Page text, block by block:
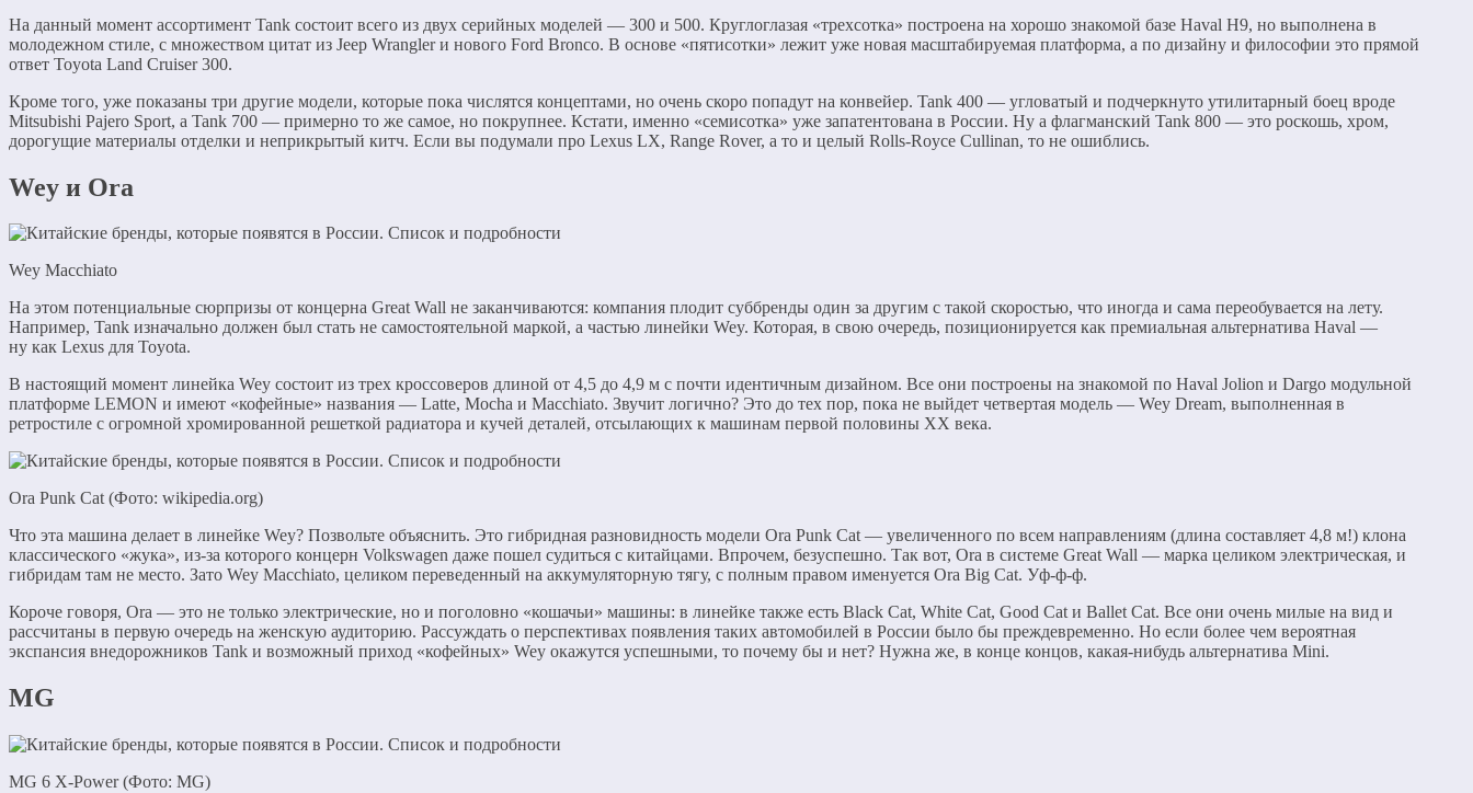
На данный момент ассортимент Tank состоит всего из двух серийных моделей — 300 и 500. Круглоглазая «трехсотка» построена на хорошо знакомой базе Haval H9, но выполнена в
молодежном стиле, с множеством цитат из Jeep Wrangler и нового Ford Bronco. В основе «пятисотки» лежит уже новая масштабируемая платформа, а по дизайну и философии это прямой
ответ Toyota Land Cruiser 300.
Кроме того, уже показаны три другие модели, которые пока числятся концептами, но очень скоро попадут на конвейер. Tank 400 — угловатый и подчеркнуто утилитарный боец вроде
Mitsubishi Pajero Sport, а Tank 700 — примерно то же самое, но покрупнее. Кстати, именно «семисотка» уже запатентована в России. Ну а флагманский Tank 800 — это роскошь, хром,
дорогущие материалы отделки и неприкрытый китч. Если вы подумали про Lexus LX, Range Rover, а то и целый Rolls-Royce Cullinan, то не ошиблись.
Wey и Ora
Wey Macchiato
На этом потенциальные сюрпризы от концерна Great Wall не заканчиваются: компания плодит суббренды один за другим с такой скоростью, что иногда и сама переобувается на лету.
Например, Tank изначально должен был стать не самостоятельной маркой, а частью линейки Wey. Которая, в свою очередь, позиционируется как премиальная альтернатива Haval —
ну как Lexus для Toyota.
В настоящий момент линейка Wey состоит из трех кроссоверов длиной от 4,5 до 4,9 м с почти идентичным дизайном. Все они построены на знакомой по Haval Jolion и Dargo модульной
платформе LEMON и имеют «кофейные» названия — Latte, Mocha и Macchiato. Звучит логично? Это до тех пор, пока не выйдет четвертая модель — Wey Dream, выполненная в
ретростиле с огромной хромированной решеткой радиатора и кучей деталей, отсылающих к машинам первой половины XX века.
Ora Punk Cat (Фото: wikipedia.org)
Что эта машина делает в линейке Wey? Позвольте объяснить. Это гибридная разновидность модели Ora Punk Cat — увеличенного по всем направлениям (длина составляет 4,8 м!) клона
классического «жука», из-за которого концерн Volkswagen даже пошел судиться с китайцами. Впрочем, безуспешно. Так вот, Ora в системе Great Wall — марка целиком электрическая, и
гибридам там не место. Зато Wey Macchiato, целиком переведенный на аккумуляторную тягу, с полным правом именуется Ora Big Cat. Уф-ф-ф.
Короче говоря, Ora — это не только электрические, но и поголовно «кошачьи» машины: в линейке также есть Black Cat, White Cat, Good Cat и Ballet Cat. Все они очень милые на вид и
рассчитаны в первую очередь на женскую аудиторию. Рассуждать о перспективах появления таких автомобилей в России было бы преждевременно. Но если более чем вероятная
экспансия внедорожников Tank и возможный приход «кофейных» Wey окажутся успешными, то почему бы и нет? Нужна же, в конце концов, какая-нибудь альтернатива Mini.
MG
MG 6 X-Power (Фото: MG)